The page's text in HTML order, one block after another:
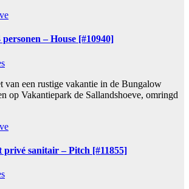
– House [#10940]
van een rustige vakantie in de Bungalow
op Vakantiepark de Sallandshoeve, omringd
privé sanitair – Pitch [#11855]